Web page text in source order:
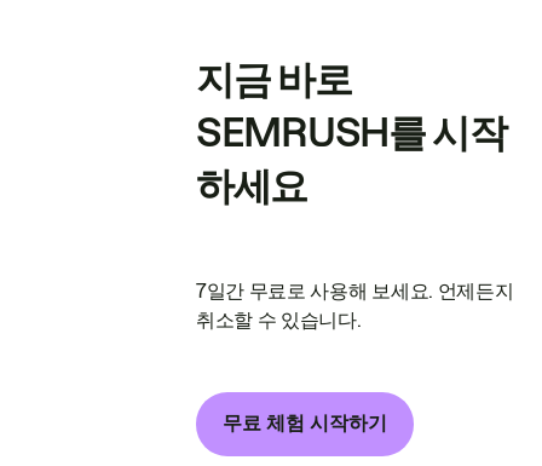
지금 바로
SEMRUSH를 시작
하세요
7일간 무료로 사용해 보세요. 언제든지
취소할 수 있습니다.
무료 체험 시작하기